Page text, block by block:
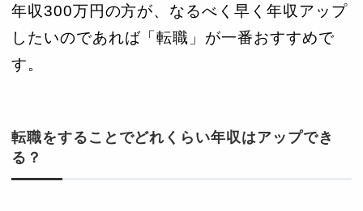
年収300万円の方が、なるべく早く年収アップ
したいのであれば「転職」が一番おすすめで
す。
転職をすることでどれくらい年収はアップでき
る？